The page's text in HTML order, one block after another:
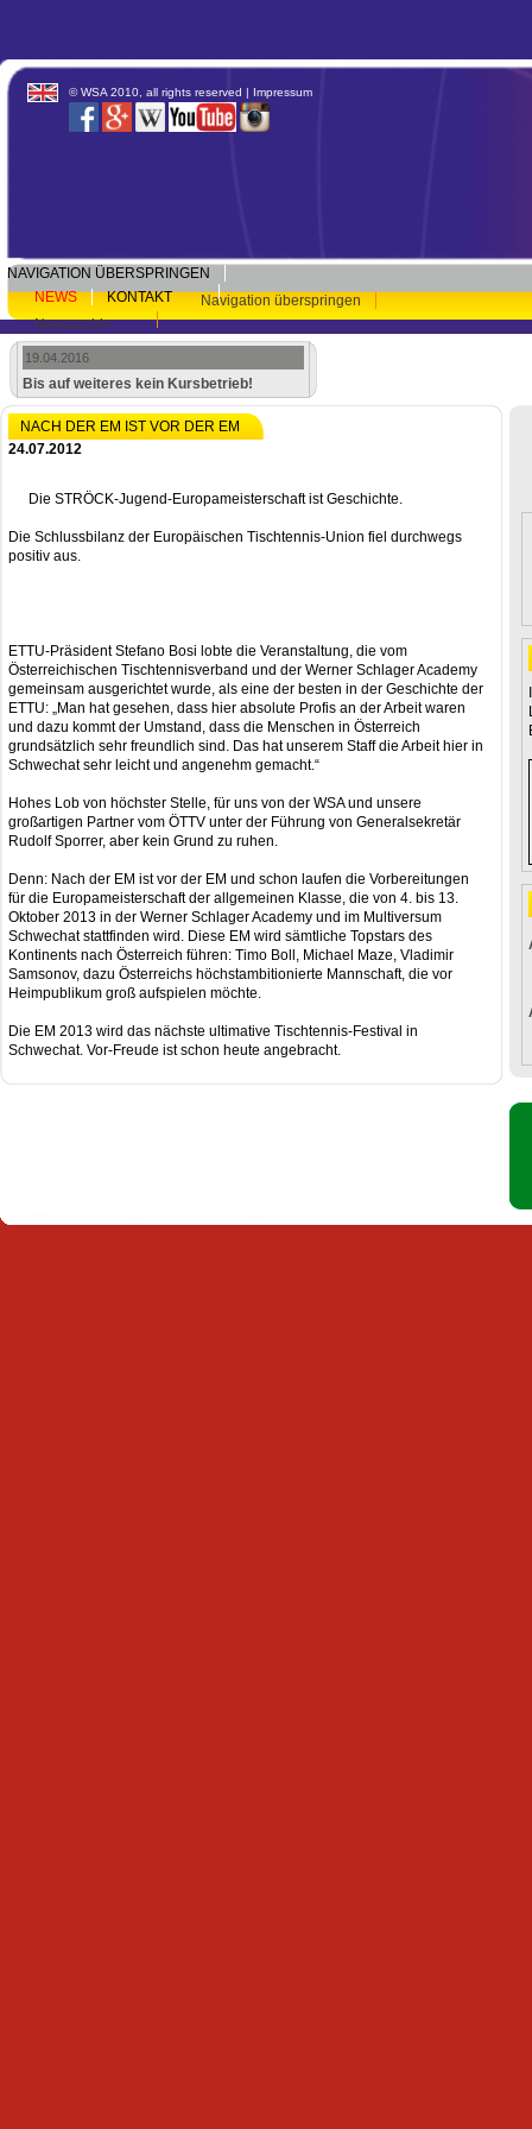
© WSA 2010, all rights reserved | Impressum
NAVIGATION ÜBERSPRINGEN
NEWS
KONTAKT
Navigation überspringen
Newsarchiv
19.04.2016
Bis auf weiteres kein Kursbetrieb!
NACH DER EM IST VOR DER EM
24.07.2012
Die STRÖCK-Jugend-Europameisterschaft ist Geschichte.
Die Schlussbilanz der Europäischen Tischtennis-Union fiel durchwegs
positiv aus.
ETTU-Präsident Stefano Bosi lobte die Veranstaltung, die vom
Österreichischen Tischtennisverband und der Werner Schlager Academy
gemeinsam ausgerichtet wurde, als eine der besten in der Geschichte der
ETTU: „Man hat gesehen, dass hier absolute Profis an der Arbeit waren
und dazu kommt der Umstand, dass die Menschen in Österreich
grundsätzlich sehr freundlich sind. Das hat unserem Staff die Arbeit hier in
Schwechat sehr leicht und angenehm gemacht.“
Hohes Lob von höchster Stelle, für uns von der WSA und unsere
großartigen Partner vom ÖTTV unter der Führung von Generalsekretär
Rudolf Sporrer, aber kein Grund zu ruhen.
Denn: Nach der EM ist vor der EM und schon laufen die Vorbereitungen
für die Europameisterschaft der allgemeinen Klasse, die von 4. bis 13.
Oktober 2013 in der Werner Schlager Academy und im Multiversum
Schwechat stattfinden wird. Diese EM wird sämtliche Topstars des
Kontinents nach Österreich führen: Timo Boll, Michael Maze, Vladimir
Samsonov, dazu Österreichs höchstambitionierte Mannschaft, die vor
Heimpublikum groß aufspielen möchte.
Die EM 2013 wird das nächste ultimative Tischtennis-Festival in
Schwechat. Vor-Freude ist schon heute angebracht.